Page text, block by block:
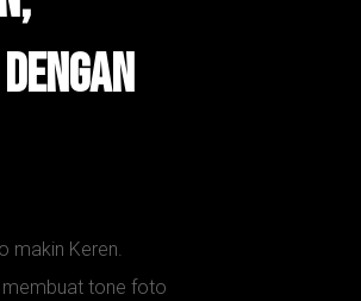
makin Keren.
membuat tone foto